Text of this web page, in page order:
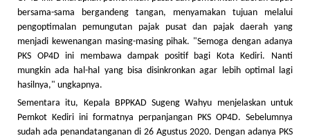
bersama-sama bergandeng tangan, menyamakan tujuan melalui
pengoptimalan pemungutan pajak pusat dan pajak daerah yang
menjadi kewenangan masing-masing pihak. "Semoga dengan adanya
PKS OP4D ini membawa dampak positif bagi Kota Kediri. Nanti
mungkin ada hal-hal yang bisa disinkronkan agar lebih optimal lagi
hasilnya," ungkapnya.
Sementara itu, Kepala BPPKAD Sugeng Wahyu menjelaskan untuk
Pemkot Kediri ini formatnya perpanjangan PKS OP4D. Sebelumnya
sudah ada penandatanganan di 26 Agustus 2020. Dengan adanya PKS